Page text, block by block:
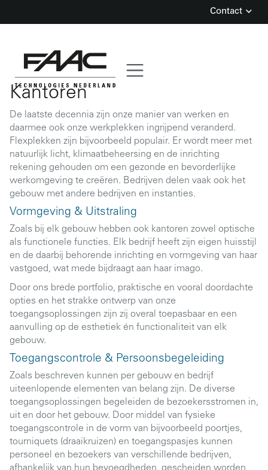
Contact
Kantoren
De laatste decennia zijn onze manier van werken en
daarmee ook onze werkplekken ingrijpend veranderd.
Flexplekken zijn bijvoorbeeld populair. Er wordt meer met
natuurlijk licht, klimaatbeheersing en de inrichting
rekening gehouden om een gezonde en bevorderlijke
werkomgeving te creëren. Bedrijven delen vaak ook het
gebouw met andere bedrijven en instanties.
Vormgeving & Uitstraling
Zoals bij elk gebouw hebben ook kantoren zowel optische
als functionele functies. Elk bedrijf heeft zijn eigen huisstijl
en de daarbij behorende inrichting en vormgeving van haar
vastgoed, wat mede bijdraagt aan haar imago.
Door ons brede portfolio, praktische en vooral doordachte
opties en het strakke ontwerp van onze
toegangsoplossingen zijn zij overal toepasbaar en een
aanvulling op de esthetiek én functionaliteit van elk
gebouw.
Toegangscontrole & Persoonsbegeleiding
Zoals beschreven kunnen per gebouw en bedrijf
uiteenlopende elementen van belang zijn. De diverse
toegangsoplossingen begeleiden de bezoekersstromen in,
uit en door het gebouw. Door middel van fysieke
toegangscontrole in de vorm van bijvoorbeeld poortjes,
tourniquets (draaikruizen) en toegangspasjes kunnen
personeel en bezoekers van verschillende bedrijven,